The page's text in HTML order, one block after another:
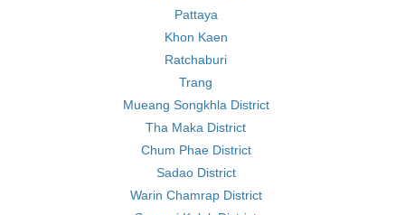
Pattaya
Khon Kaen
Ratchaburi
Trang
Mueang Songkhla District
Tha Maka District
Chum Phae District
Sadao District
Warin Chamrap District